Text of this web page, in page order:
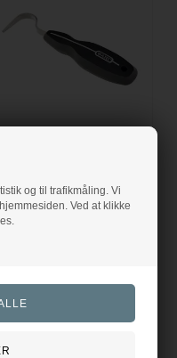
og til trafikmåling. Vi
Ved at klikke
DKK
leverings omk. tilægges